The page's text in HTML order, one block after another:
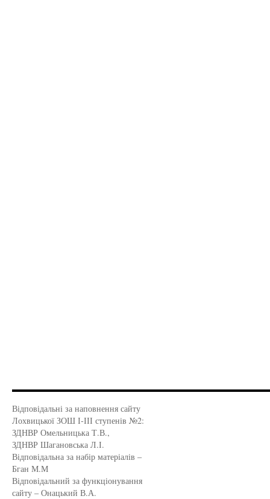
Відповідальні за наповнення сайту
Лохвицької ЗОШ І-ІІІ ступенів №2:
ЗДНВР Омельницька Т.В.,
ЗДНВР Шагановська Л.І.
Відповідальна за набір матеріалів –
Бган М.М
Відповідальний за функціонування
сайту – Онацький В.А.